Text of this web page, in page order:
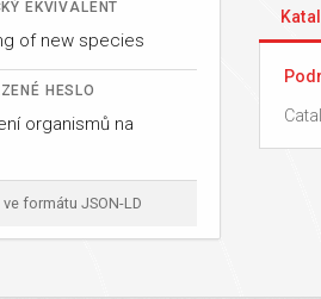
EKVIVALENT
of new species
HESLO
organismů na
formátu JSON-LD